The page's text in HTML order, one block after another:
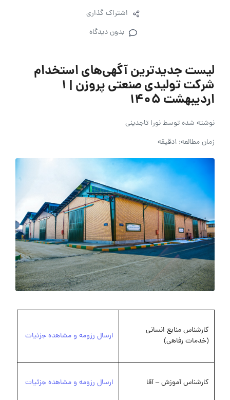
اشتراک گذاری
بدون دیدگاه
لیست جدیدترین آگهی‌های استخدام
شرکت تولیدی صنعتی پروزن | 1
اردیبهشت 1405
نوشته شده توسطنورا تاجدینی
زمان مطالعه: 1دقیقه
کارشناس منابع انسانی
(خدمات رفاهی)
ارسال رزومه و مشاهده جزئیات
کارشناس آموزش – آقا ارسال رزومه و مشاهده جزئیات